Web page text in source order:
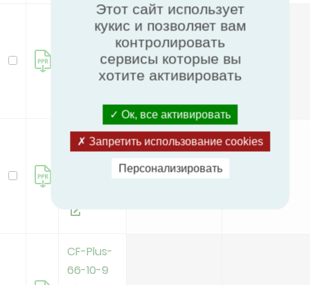
CF-Plus-
ePM10
70% v3
ISO ePM10 70% E
CF-Plus-
66-10-7
ISO ePM1 60%
CF-Plus-
66-10-9
Этот сайт использует
кукис и позволяет вам
контролировать
сервисы которые вы
хотите активировать
Ок, все активировать
Запретить использование cookies
Персонализировать